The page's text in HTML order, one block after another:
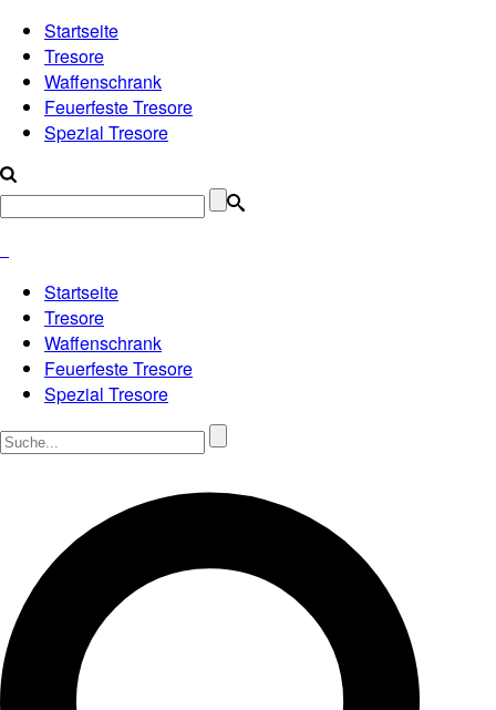
Startseite
Tresore
Waffenschrank
Feuerfeste Tresore
Spezial Tresore
Startseite
Tresore
Waffenschrank
Feuerfeste Tresore
Spezial Tresore